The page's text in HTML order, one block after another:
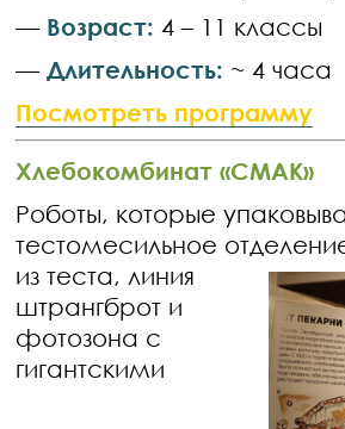
— Возраст: 4 – 11 классы
—Длительность: ~ 4 часа
Посмотреть программу
Хлебокомбинат «СМАК»
Роботы, которые
тестомесильное
из теста, линия
штрангброт и
фотозона с
гигантскими